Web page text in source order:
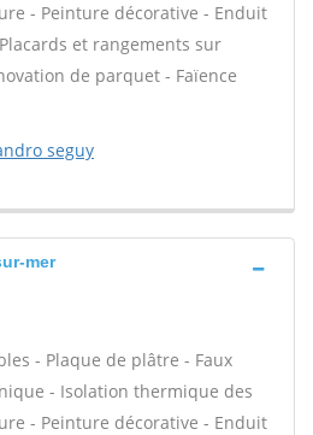
- Peinture décorative - Enduit
et rangements sur
de parquet - Faïence
seguy
mer
- Plaque de plâtre - Faux
- Isolation thermique des
- Peinture décorative - Enduit